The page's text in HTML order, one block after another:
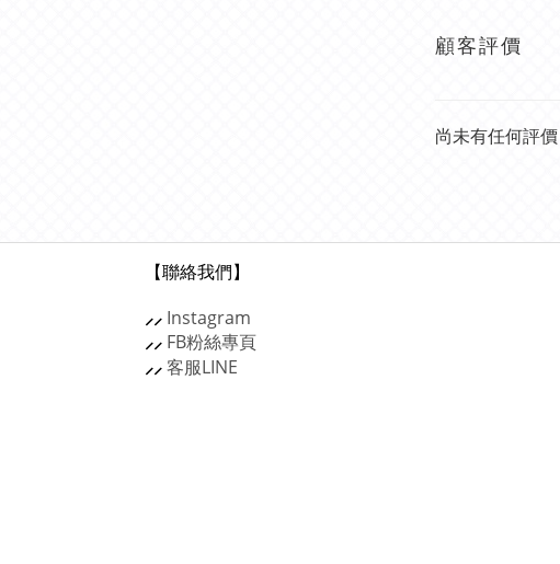
顧客評價
尚未有任何評價
【聯絡我們】
⸝⸝ Instagram
⸝⸝ FB粉絲專頁
⸝⸝客服LINE